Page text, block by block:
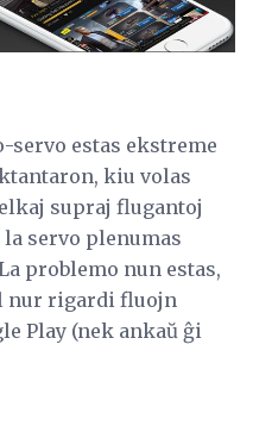
estas ekstreme
kiu volas
supraj flugantoj
servo plenumas
problemo nun estas,
nur rigardi fluojn
Play (nek ankaŭ ĝi